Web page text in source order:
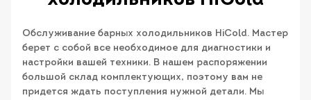
Обслуживание барных холодильников HiCold. Мастер
берет с собой все необходимое для диагностики и
настройки вашей техники. В нашем распоряжении
большой склад комплектующих, поэтому вам не
придется ждать поступления нужной детали. Мы